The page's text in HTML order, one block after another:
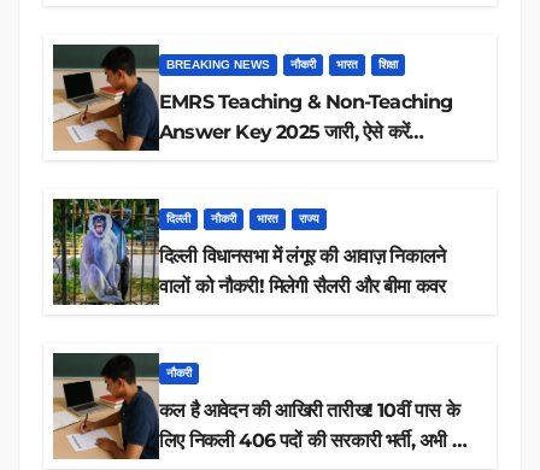
BREAKING NEWS नौकरी भारत शिक्षा
EMRS Teaching & Non-Teaching
Answer Key 2025 जारी, ऐसे करें
दिल्ली नौकरी भारत राज्य
दिल्ली विधानसभा में लंगूर की आवाज़ निकालने
वालों को नौकरी! मिलेगी सैलरी और बीमा कवर
नौकरी
कल है आवेदन की आखिरी तारीख! 10वीं पास के
लिए निकली 406 पदों की सरकारी भर्ती, अभी करें